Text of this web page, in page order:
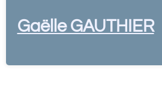
Gaëlle GAUTHIER